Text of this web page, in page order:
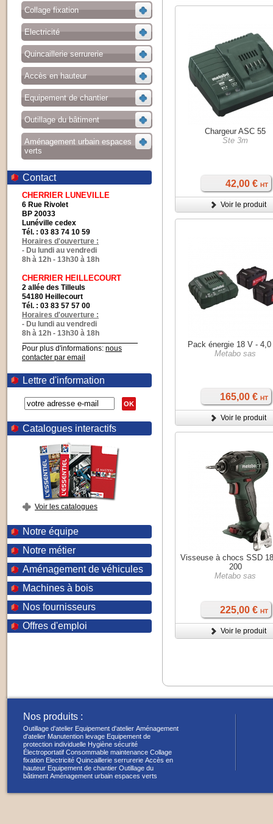
Collage fixation
Electricité
Quincaillerie serrurerie
Accès en hauteur
Equipement de chantier
Outillage du bâtiment
Aménagement urbain espaces
verts
Contact
CHERRIER LUNEVILLE
6 Rue Rivolet
BP 20033
Lunéville cedex
Tél. : 03 83 74 10 59
Horaires d'ouverture :
- Du lundi au vendredi
8h à 12h - 13h30 à 18h
CHERRIER HEILLECOURT
2 allée des Tilleuls
54180 Heillecourt
Tél. : 03 83 57 57 00
Horaires d'ouverture :
- Du lundi au vendredi
8h à 12h - 13h30 à 18h
Pour plus d'informations: nous
contacter par email
Lettre d'information
OK
Catalogues interactifs
Voir les catalogues
Notre équipe
Notre métier
Aménagement de véhicules
Machines à bois
Nos fournisseurs
Offres d'emploi
Chargeur ASC 55
Ste 3m
42,00 € HT
Voir le produit
Pack énergie 18 V - 4,0
Metabo sas
165,00 € HT
Voir le produit
Visseuse à chocs SSD
200
Metabo sas
225,00 € HT
Voir le produit
Nos produits :
Outillage d'atelier Equipement d'atelier Aménagement
d'atelier Manutention levage Equipement de
protection individuelle Hygiène sécurité
Électroportatif Consommable maintenance Collage
fixation Electricité Quincaillerie serrurerie Accès en
hauteur Equipement de chantier Outillage du
bâtiment Aménagement urbain espaces verts